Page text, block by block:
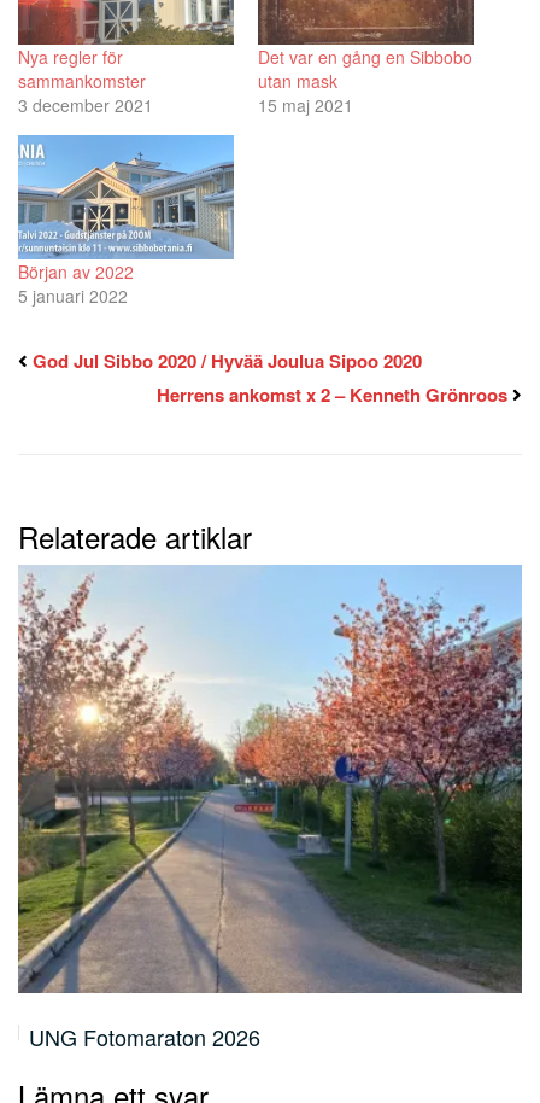
Nya regler för
sammankomster
3 december 2021
Det var en gång en Sibbobo
utan mask
15 maj 2021
Början av 2022
5 januari 2022
God Jul Sibbo 2020 / Hyvää Joulua Sipoo 2020
Herrens ankomst x 2 – Kenneth Grönroos
Relaterade artiklar
Volontär & medarbetarsamling 19.5